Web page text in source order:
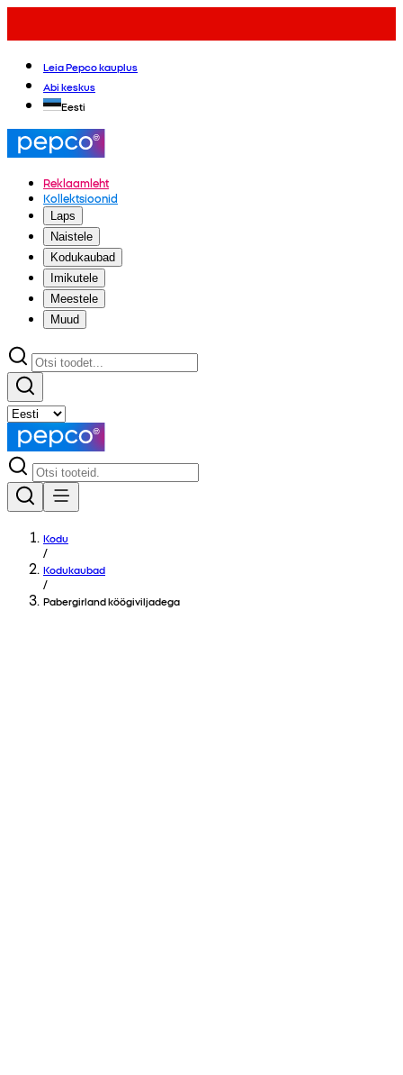
Leia Pepco kauplus
Abi keskus
Eesti
Reklaamleht
Kollektsioonid
Laps
Naistele
Kodukaubad
Imikutele
Meestele
Muud
Kodu
/
Kodukaubad
/
Pabergirland köögiviljadega